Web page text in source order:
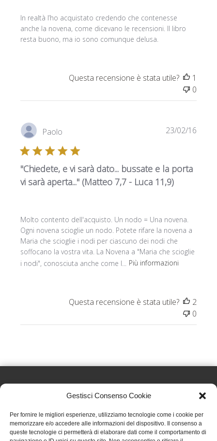
Gestisci Consenso Cookie
Per fornire le migliori esperienze, utilizziamo tecnologie come i cookie per
memorizzare e/o accedere alle informazioni del dispositivo. Il consenso a
queste tecnologie ci permetterà di elaborare dati come il comportamento di
In realtà l’ho acquistato credendo che contenesse
anche la novena, come dicevano le recensioni. Il libro
resta buono, ma io sono comunque delusa.
Questa recensione è stata utile?
1
0
Paolo
"Chiedete, e vi sarà dato... bussate e la porta
vi sarà aperta..." (Matteo 7,7 - Luca 11,9)
Molto contento dell'acquisto. Un nodo = Una novena.
Ogni novena scioglie un nodo. Potete rifare la novena a
Maria che scioglie i nodi per ciascuno dei nodi che
soffocano la vostra vita. La Novena a "Maria che scioglie
i nodi", conosciuta anche come l...
Più informazioni
23/02/16
Questa recensione è stata utile?
2
0
Effatà Editrice di Pellegrino Paolo SAS
C.F. e P.IVA 09655250018
Via Tre Denti, 1 - 10060 Cantalupa (TO)